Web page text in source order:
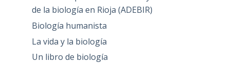
de la biología en Rioja (ADEBIR)
Biología humanista
La vida y la biología
Un libro de biología